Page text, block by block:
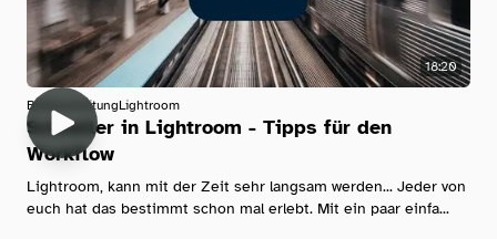
18:20
BildbearbeitungLightroom
Schneller in Lightroom - Tipps für den
Workflow
Lightroom, kann mit der Zeit sehr langsam werden... Jeder von
euch hat das bestimmt schon mal erlebt. Mit ein paar einfa...